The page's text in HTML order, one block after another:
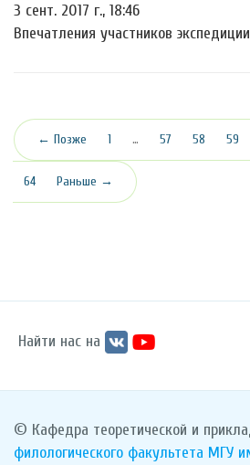
3 сент. 2017 г., 18:46
Впечатления участников
← Позже 1 … 57 58 59
64 Раньше →
Найти нас на
© Кафедра теоретической и
филологического факультета МГУ